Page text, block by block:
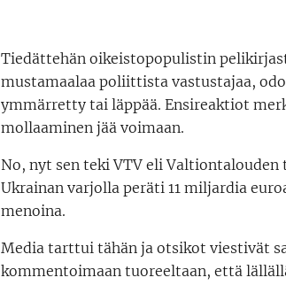
Tiedättehän oikeistopopulistin
mustamaalaa poliittista vastustajaa,
ymmärretty tai läppää. Ensireaktiot
mollaaminen jää voimaan.
No, nyt sen teki VTV eli
Ukrainan varjolla peräti 11 miljardia
menoina.
Media tarttui tähän ja otsikot viestivät
kommentoimaan tuoreeltaan, että